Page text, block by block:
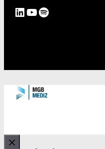
LinkedIn
YouTube
Spotify